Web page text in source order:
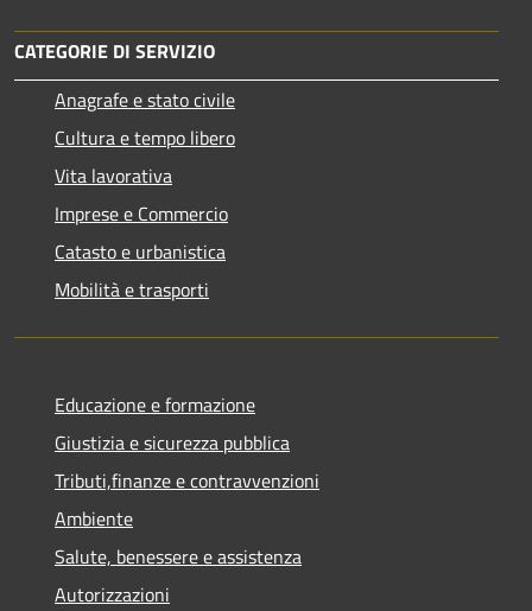
CATEGORIE DI SERVIZIO
Anagrafe e stato civile
Cultura e tempo libero
Vita lavorativa
Imprese e Commercio
Catasto e urbanistica
Mobilità e trasporti
Educazione e formazione
Giustizia e sicurezza pubblica
Tributi,finanze e contravvenzioni
Ambiente
Salute, benessere e assistenza
Autorizzazioni